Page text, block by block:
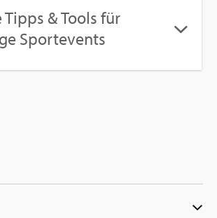
& Tools für
Sport­events